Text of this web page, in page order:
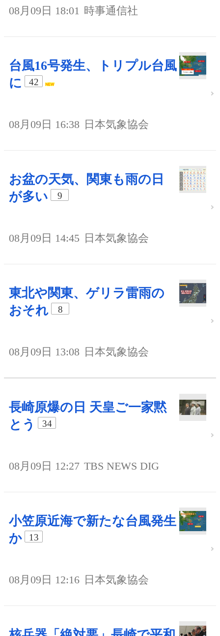
08月09日 18:01 時事通信社
台風16号発生、トリプル台風
に
42
08月09日 16:38 日本気象協会
お盆の天気、関東も雨の日
が多い
9
08月09日 14:45 日本気象協会
東北や関東、ゲリラ雷雨の
おそれ
8
08月09日 13:08 日本気象協会
長崎原爆の日 天皇ご一家黙
とう
34
08月09日 12:27 TBS NEWS DIG
小笠原近海で新たな台風発生
か
13
08月09日 12:16 日本気象協会